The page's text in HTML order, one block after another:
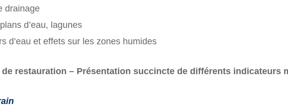
drainage
d’eau, lagunes
d’eau et effets sur les zones humides
restauration – Présentation succincte de différents indicateurs